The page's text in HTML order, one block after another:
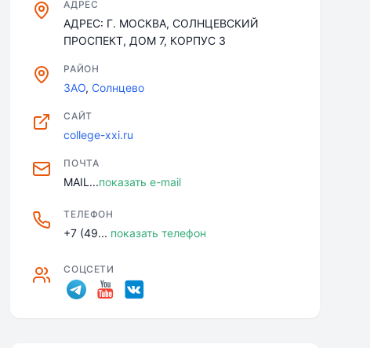
АДРЕС
АДРЕС: Г. МОСКВА, СОЛНЦЕВСКИЙ
ПРОСПЕКТ, ДОМ 7, КОРПУС 3
РАЙОН
ЗАО, Солнцево
САЙТ
college-xxi.ru
ПОЧТА
MAIL...показать e-mail
ТЕЛЕФОН
+7 (49... показать телефон
СОЦСЕТИ